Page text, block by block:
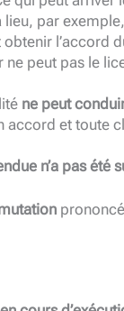
par
l’accord
peut pas le
ne peut
accord et toute
n’a pas été